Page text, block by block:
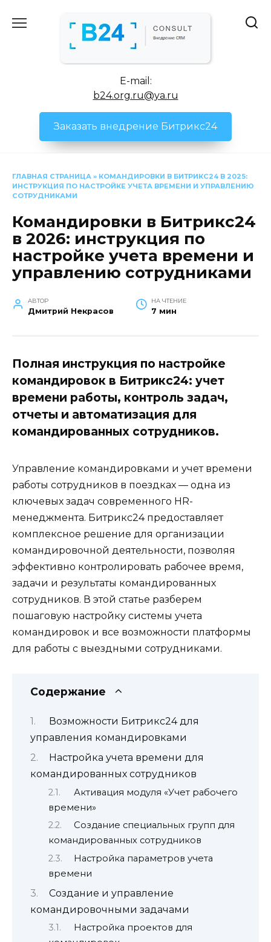
E-mail:
b24.org.ru@ya.ru
Заказать внедрение Битрикс24
ГЛАВНАЯ СТРАНИЦА » КОМАНДИРОВКИ В БИТРИКС24 В 2025:
ИНСТРУКЦИЯ ПО НАСТРОЙКЕ УЧЕТА ВРЕМЕНИ И УПРАВЛЕНИЮ
СОТРУДНИКАМИ
Командировки в Битрикс24
в 2026: инструкция по
настройке учета времени и
управлению сотрудниками
АВТОР
Дмитрий Некрасов
НА ЧТЕНИЕ
7 мин
Полная инструкция по настройке
командировок в Битрикс24: учет
времени работы, контроль задач,
отчеты и автоматизация для
командированных сотрудников.
Управление командировками и учет времени
работы сотрудников в поездках — одна из
ключевых задач современного HR-
менеджмента. Битрикс24 предоставляет
комплексное решение для организации
командировочной деятельности, позволяя
эффективно контролировать рабочее время,
задачи и результаты командированных
сотрудников. В этой статье разберем
пошаговую настройку системы учета
командировок и все возможности платформы
для работы с выездными сотрудниками.
Содержание
Возможности Битрикс24 для
управления командировками
Настройка учета времени для
командированных сотрудников
Активация модуля «Учет рабочего
времени»
Создание специальных групп для
командированных сотрудников
Настройка параметров учета
времени
Создание и управление
командировочными задачами
Настройка проектов для